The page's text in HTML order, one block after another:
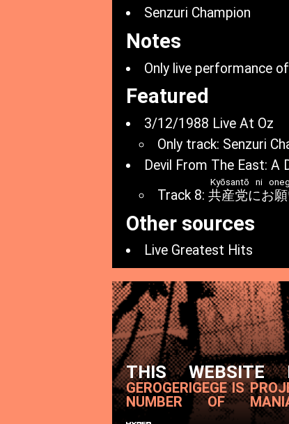
Senzuri Champion
Notes
Only live performance
Featured
3/12/1988 Live At Oz
Only track: Senzuri
Devil From The East: A
Track 8:共産党にお
Kyōsantō ni
Other sources
Live Greatest Hits
THIS WEBSITE
GEROGERIGEGE IS
NUMBER OF